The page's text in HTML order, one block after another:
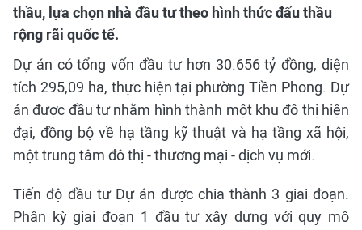
thầu, lựa chọn nhà đầu tư theo hình thức đấu thầu
rộng rãi quốc tế.
Dự án có tổng vốn đầu tư hơn 30.656 tỷ đồng, diện
tích 295,09 ha, thực hiện tại phường Tiền Phong. Dự
án được đầu tư nhằm hình thành một khu đô thị hiện
đại, đồng bộ về hạ tầng kỹ thuật và hạ tầng xã hội,
một trung tâm đô thị - thương mại - dịch vụ mới.
Tiến độ đầu tư Dự án được chia thành 3 giai đoạn.
Phân kỳ giai đoạn 1 đầu tư xây dựng với quy mô